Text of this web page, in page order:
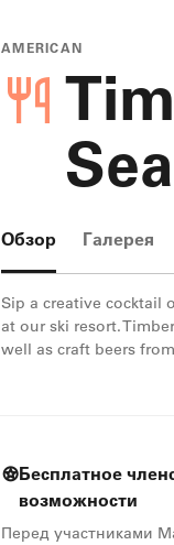
AMERICAN
Обзор Галерея
Sip a creative cocktail
at our ski resort.
well as craft beers
Бесплатное
возможности
Перед участниками